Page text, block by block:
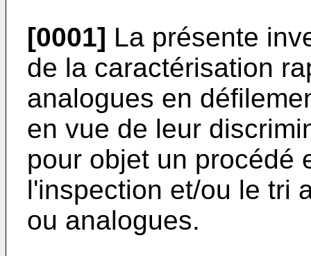
[0001] La présente
de la caractérisation
analogues en
en vue de leur
pour objet un procédé
l'inspection et/ou le tri
ou analogues.